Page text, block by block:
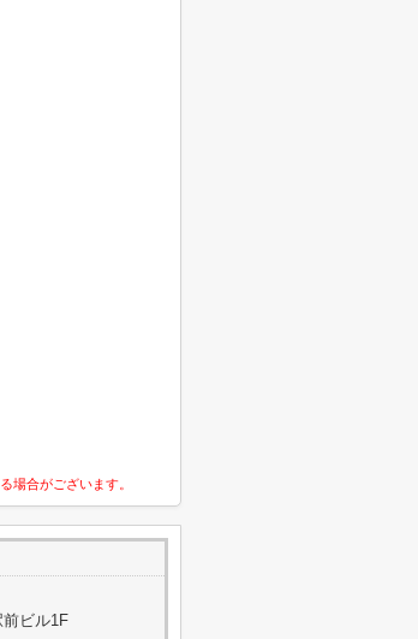
場合がございます。
ビル1F